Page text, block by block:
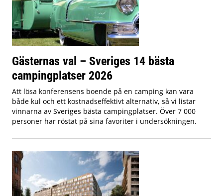
Gästernas val – Sveriges 14 bästa
campingplatser 2026
Att lösa konferensens boende på en camping kan vara
både kul och ett kostnadseffektivt alternativ, så vi listar
vinnarna av Sveriges bästa campingplatser. Över 7 000
personer har röstat på sina favoriter i undersökningen.